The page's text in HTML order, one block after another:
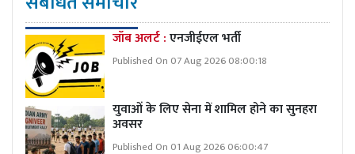
जॉब अलर्ट :एनजीईएल भर्ती
Published On 07 Aug 2026 08:00:18
युवाओं के लिए सेना में शामिल होने का सुनहरा
अवसर
Published On 01 Aug 2026 06:00:47